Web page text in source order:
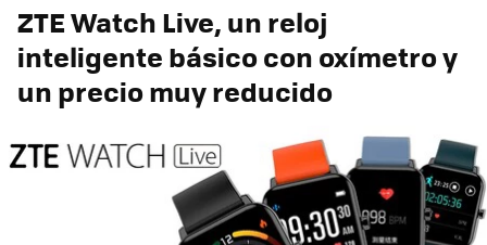
ZTE Watch Live, un reloj
inteligente básico con oxímetro y
un precio muy reducido